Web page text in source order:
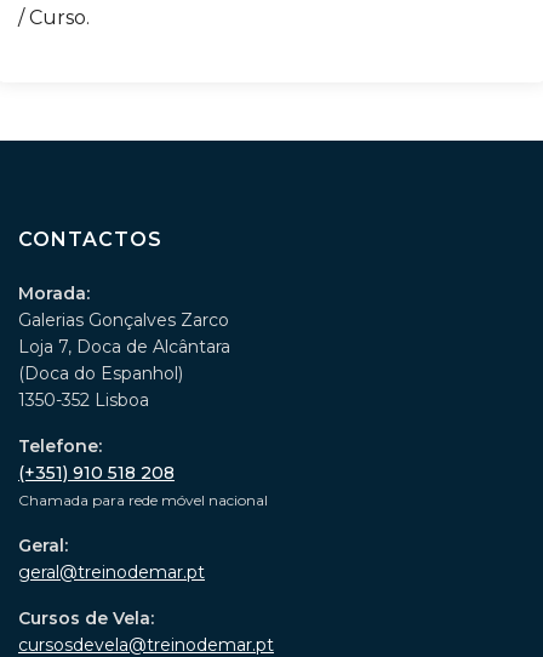
/ Curso.
CONTACTOS
Morada:
Galerias Gonçalves Zarco
Loja 7, Doca de Alcântara
(Doca do Espanhol)
1350-352 Lisboa
Telefone:
(+351) 910 518 208
Chamada para rede móvel nacional
Geral:
geral@treinodemar.pt
Cursos de Vela:
cursosdevela@treinodemar.pt